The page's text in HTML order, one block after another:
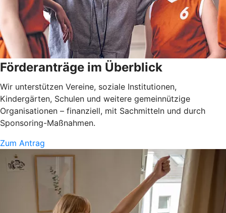
Förderanträge im Überblick
Wir unterstützen Vereine, soziale Institutionen,
Kindergärten, Schulen und weitere gemeinnützige
Organisationen – finanziell, mit Sachmitteln und durch
Sponsoring-Maßnahmen.
Zum Antrag